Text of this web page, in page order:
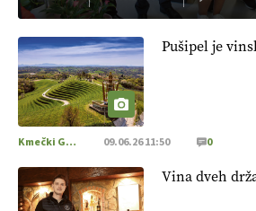
Pušipel je
Kmečki Glas 09.06.26 11:50 0
Vina dveh